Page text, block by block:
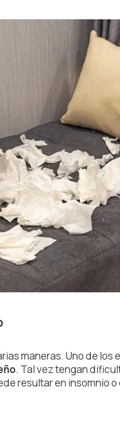
maneras. Uno de los
. Tal vez tengan
resultar en insomnio